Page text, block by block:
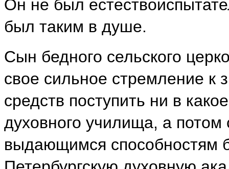
Он не был
был таким в душе.
Сын бедного сельского
свое сильное стремление к
средств поступить ни в
духовного училища, а
выдающимся способностям